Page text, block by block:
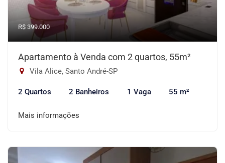
R$ 399.000
Apartamento à Venda com 2 quartos, 55m²
Vila Alice, Santo André-SP
2 Quartos 2 Banheiros 1 Vaga 55 m²
Mais informações